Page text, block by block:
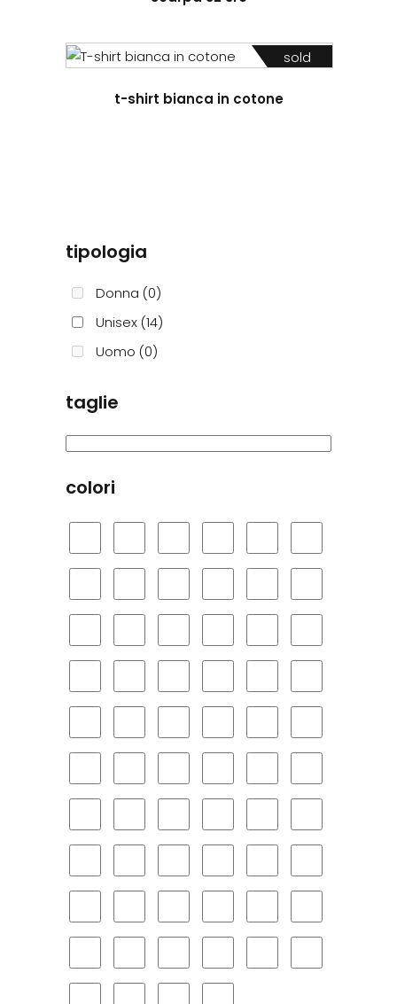
sold
t-shirt bianca in cotone
tipologia
Donna (0)
Unisex (14)
Uomo (0)
taglie
colori